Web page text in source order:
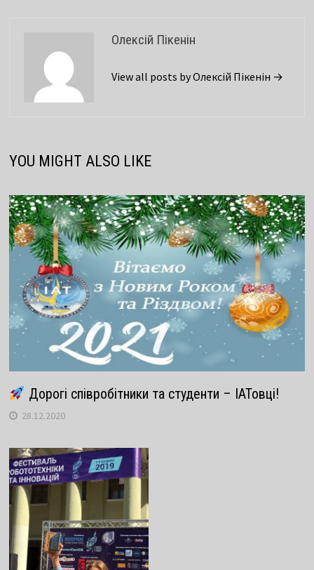
Олексій Пікенін
View all posts by Олексій Пікенін →
YOU MIGHT ALSO LIKE
Дорогі співробітники та студенти – ІАТовці!
28.12.2020